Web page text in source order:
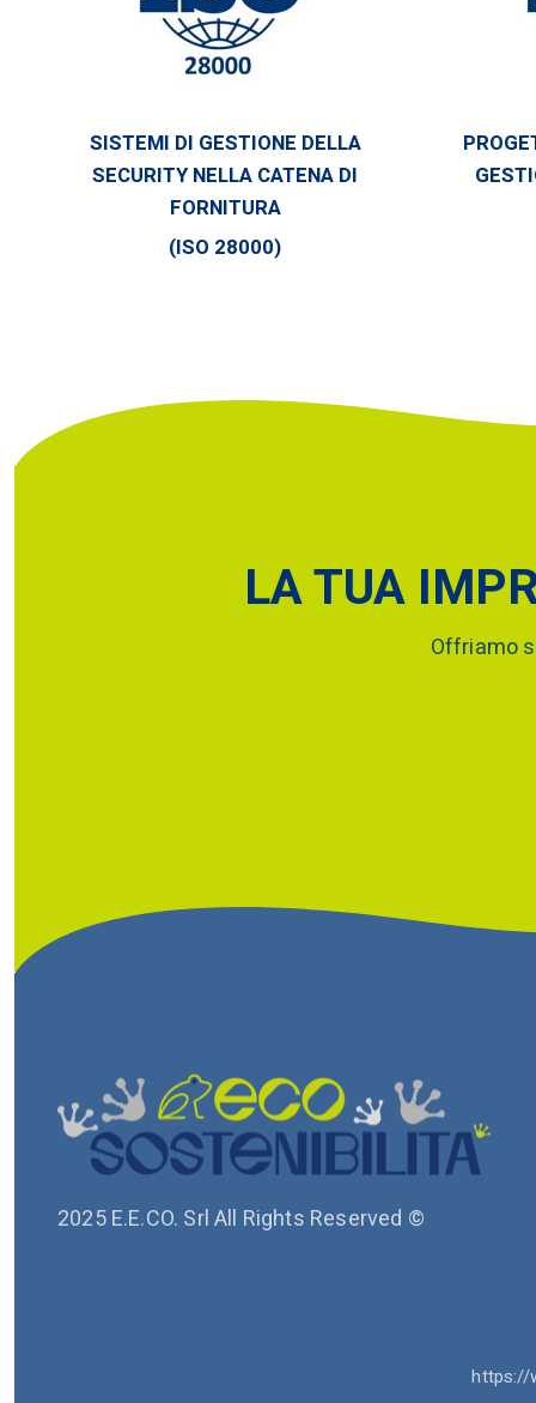
SISTEMI DI GESTIONE DELLA
SECURITY NELLA CATENA DI
FORNITURA
(ISO 28000)
LA TUA
Offriamo
2025 E.E.CO. Srl All Rights Reserved ©
https://